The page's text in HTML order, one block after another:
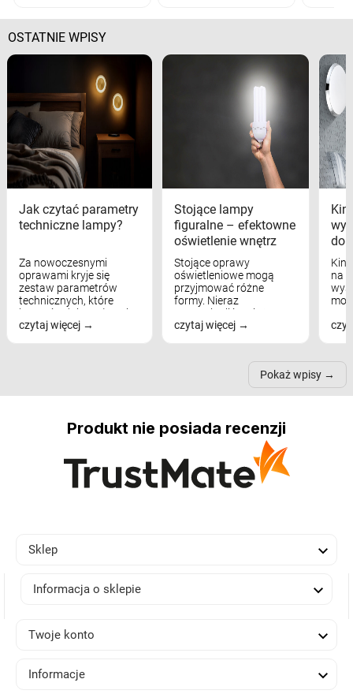
OSTATNIE WPISY
Jak czytać parametry
techniczne lampy?
Za nowoczesnymi
oprawami kryje się
zestaw parametrów
technicznych, które
bezpośrednio wpływają
na komfort widzenia,
czytaj więcej
Stojące lampy
figuralne – efektowne
oświetlenie wnętrz
Stojące oprawy
oświetleniowe mogą
przyjmować różne
formy. Nieraz
wspominaliśmy już
modele na łukowych
nich może przydać się w
czytaj więcej
na
Pokaż wpisy
Produkt nie posiada recenzji
Sklep 
Informacja o sklepie 
Twoje konto 
Informacje 